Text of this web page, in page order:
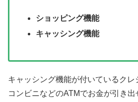
ショッピング機能
キャッシング機能
キャッシング機能が付いているクレ
コンビニなどのATMでお金が引き出